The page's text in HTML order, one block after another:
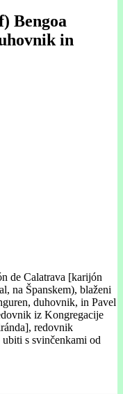
Bengoa
in
de Calatrava [karijón
na Španskem), blaženi
duhovnik, in Pavel
iz Kongregacije
redovnik
s svinčenkami od